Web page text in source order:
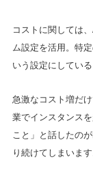
コストに関しては
ム設定を活用。特
いう設定にしている
急激なコスト増だ
業でインスタンス
こと」と話したの
り続けてしまいます